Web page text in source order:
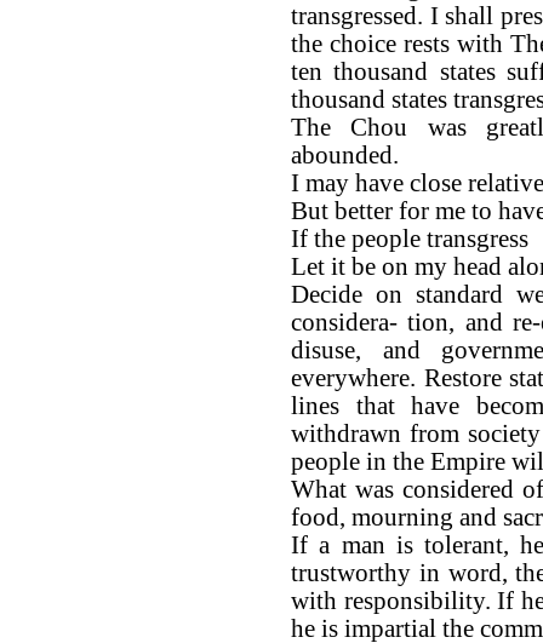
transgressed. I shall
the choice rests with
ten thousand states
thousand states
The Chou was
abounded.
I may have close
But better for me to
If the people transgress
Let it be on my head
Decide on standard
considera- tion, and
disuse, and
everywhere. Restore
lines that have
withdrawn from
people in the Empire
What was considered
food, mourning and
If a man is tolerant,
trustworthy in word,
with responsibility. If
he is impartial the